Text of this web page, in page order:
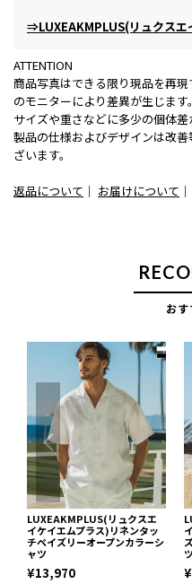
⇒LUXEAKMPLUS(リュクスエ
ATTENTION
商品写真はできる限り現品を再
のモニターにより差異が生じます。
サイズや重さなどに多少の個体差
製品の仕様およびデザインは改
ざいます。
返品について ｜ お届けについて ｜
お
LUXEAKMPLUS(リュクスエ
イケイエムプラス)リネンタッ
チペイズリーオープンカラーシ
ャツ
¥13,970
ツ